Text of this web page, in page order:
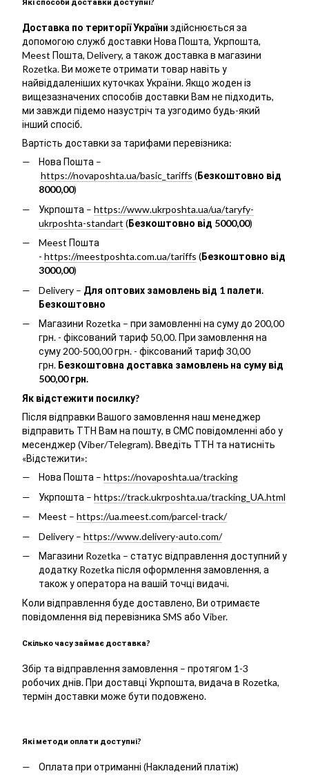
Доставка по території України здійснюється за
допомогою служб доставки Нова Пошта, Укрпошта,
Meest Пошта, Delivery, а також доставка в магазини
Rozetka. Ви можете отримати товар навіть у
найвіддаленіших куточках України. Якщо жоден із
вищезазначених способів доставки Вам не підходить,
ми завжди підемо назустріч та узгодимо будь-який
інший спосіб.
Вартість доставки за тарифами перевізника:
Нова Пошта –
https://novaposhta.ua/basic_tariffs (Безкоштовно від
8000,00)
Укрпошта – https://www.ukrposhta.ua/ua/taryfy-
ukrposhta-standart (Безкоштовно від 5000,00)
Meest Пошта
- https://meestposhta.com.ua/tariffs (Безкоштовно від
3000,00)
Delivery – Для оптових замовлень від 1 палети.
Безкоштовно
Магазини Rozetka – при замовленні на суму до 200,00
грн. - фіксований тариф 50,00. При замовлення на
суму 200-500,00 грн. - фіксований тариф 30,00
грн. Безкоштовна доставка замовлень на суму від
500,00 грн.
Як відстежити посилку?
Після відправки Вашого замовлення наш менеджер
відправить ТТН Вам на пошту, в СМС повідомленні або у
месенджер (Viber/Telegram). Введіть ТТН та натисніть
«Відстежити»:
Нова Пошта – https://novaposhta.ua/tracking
Укрпошта – https://track.ukrposhta.ua/tracking_UA.html
Meest – https://ua.meest.com/parcel-track/
Delivery – https://www.delivery-auto.com/
Магазини Rozetka – статус відправлення доступний у
додатку Rozetka після оформлення замовлення, а
також у оператора на вашій точці видачі.
Коли відправлення буде доставлено, Ви отримаєте
повідомлення від перевізника SMS або Viber.
Скілько часу займає доставка?
Збір та відправлення замовлення – протягом 1-3
робочих днів. При доставці Укрпошта, видача в Rozetka,
термін доставки може бути подовжено.
Які методи оплати доступні?
Оплата при отриманні (Накладений платіж)